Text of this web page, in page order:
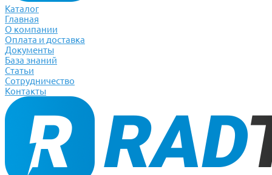
Каталог
Главная
О компании
Оплата и доставка
Документы
База знаний
Статьи
Сотрудничество
Контакты